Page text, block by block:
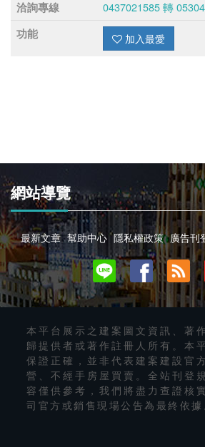
洽詢專線 0437021585 轉 05304
功能 加入最愛
網站導覽
最新文章 幫助中心 隱私權政策 廣告刊
本平台展示之建案圖文資訊、著
歸提供者或著作註冊人所有。本
保證正確，並非代表建案建設官
營、不經手房屋買賣。全站刊登
容僅供參考，我們將盡力查證核
司官方或銷售現場公告為最終依據